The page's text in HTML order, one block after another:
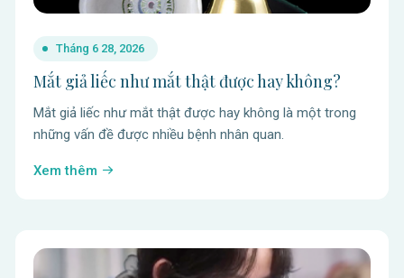
Tháng 6 28, 2026
Mắt giả liếc như mắt thật được hay không?
Mắt giả liếc như mắt thật được hay không là một trong
những vấn đề được nhiều bệnh nhân quan.
Xem thêm